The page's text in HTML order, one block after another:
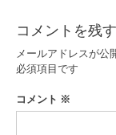
ビ
ゲ
ー
シ
コメントを残す
メールアドレスが公
必須項目です
コメント ※